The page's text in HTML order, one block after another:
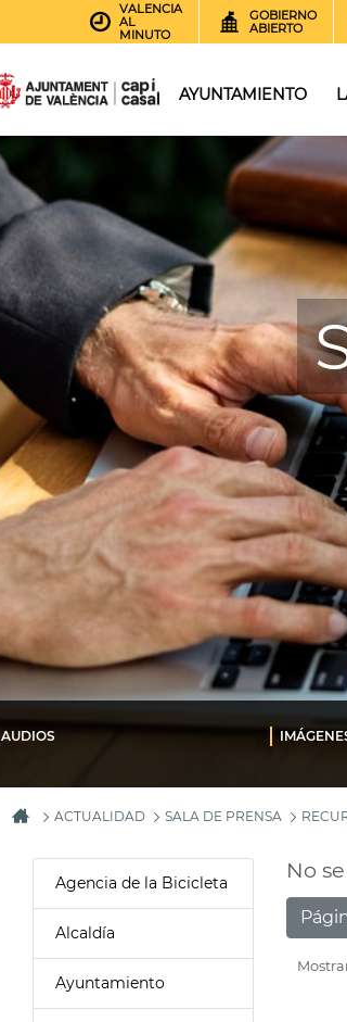
VALENCIA
AL
MINUTO
GOBIERNO
ABIERTO
AYUNTAMIENTO
AUDIOS
ACTUALIDAD SALA DE PRENSA
Agencia de la Bicicleta
Alcaldía
Ayuntamiento
No